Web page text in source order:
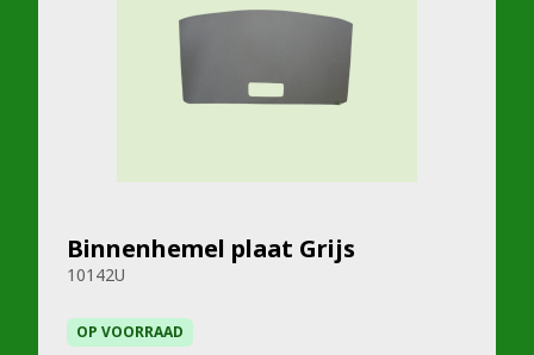
Binnenhemel plaat Grijs
10142U
OP VOORRAAD